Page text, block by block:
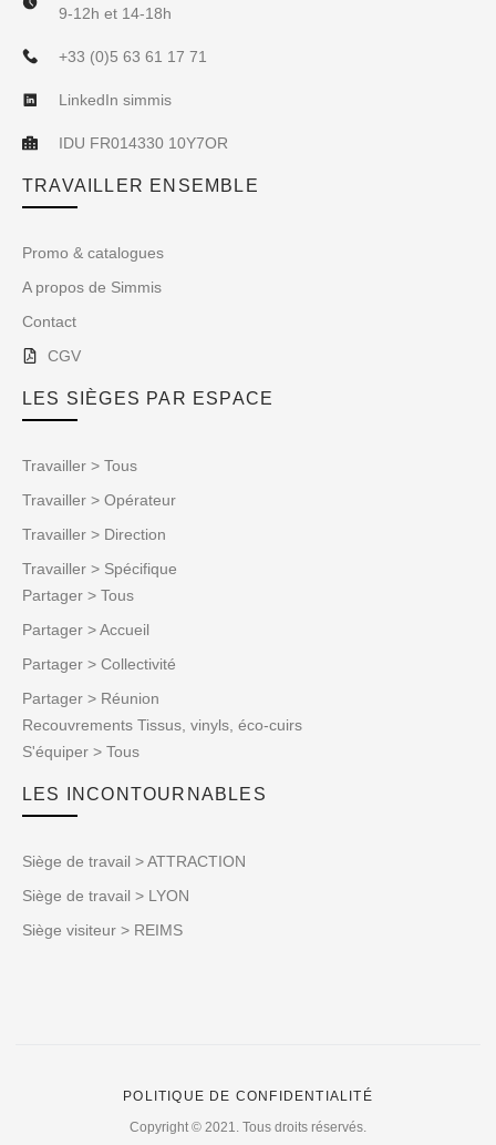
9-12h et 14-18h
+33 (0)5 63 61 17 71
LinkedIn simmis
IDU FR014330 10Y7OR
TRAVAILLER ENSEMBLE
Promo & catalogues
A propos de Simmis
Contact
CGV
LES SIÈGES PAR ESPACE
Travailler > Tous
Travailler > Opérateur
Travailler > Direction
Travailler > Spécifique
Partager > Tous
Partager > Accueil
Partager > Collectivité
Partager > Réunion
Recouvrements Tissus, vinyls, éco-cuirs
S'équiper > Tous
LES INCONTOURNABLES
Siège de travail > ATTRACTION
Siège de travail > LYON
Siège visiteur > REIMS
POLITIQUE DE CONFIDENTIALITÉ
Copyright © 2021. Tous droits réservés.